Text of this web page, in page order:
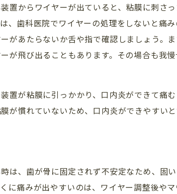
置からワイヤーが出ていると、粘膜に刺さ
、歯科医院でワイヤーの処理をしないと痛
があたらないか舌や指で確認しましょう。
が飛び出ることもあります。その場合も我
置が粘膜に引っかかり、口内炎ができて痛
が慣れていないため、口内炎ができやすいと
は、歯が骨に固定されず不安定なため、固
に痛みが出やすいのは、ワイヤー調整後や